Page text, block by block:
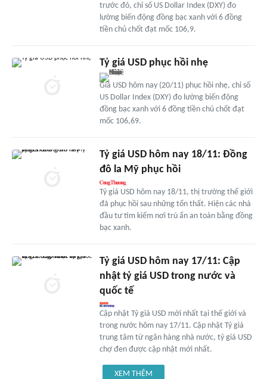
trước đó, chỉ số US Dollar Index (DXY) đo
lường biến động đồng bạc xanh với 6 đồng
tiền chủ chốt đạt mốc 106,9.
Tỷ giá USD phục hồi nhẹ
Giá USD hôm nay (20/11) phục hồi nhẹ, chỉ số
US Dollar Index (DXY) đo lường biến động
đồng bạc xanh với 6 đồng tiền chủ chốt đạt
mốc 106,69.
Tỷ giá USD hôm nay 18/11: Đồng
đô la Mỹ phục hồi
Tỷ giá USD hôm nay 18/11, thị trường thế giới
đã phục hồi sau những tổn thất. Hiện các nhà
đầu tư tìm kiếm nơi trú ẩn an toàn bằng đồng
bạc xanh.
Tỷ giá USD hôm nay 17/11: Cập
nhật tỷ giá USD trong nước và
quốc tế
Cập nhật Tỷ giá USD mới nhất tại thế giới và
trong nước hôm nay 17/11. Cập nhật Tỷ giá
trung tâm từ ngân hàng nhà nước, tỷ giá USD
chợ đen được cập nhật mới nhất.
XEM THÊM